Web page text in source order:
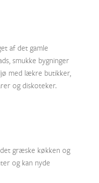
af det gamle
smukke bygninger
med lækre butikker,
og diskoteker.
græske køkken og
og kan nyde